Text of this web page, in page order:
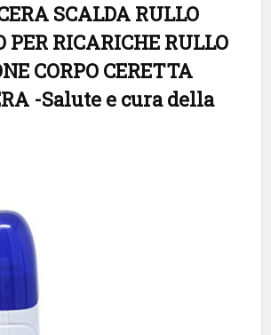
SCALDA RULLO
PER RICARICHE RULLO
CORPO CERETTA
-Salute e cura della